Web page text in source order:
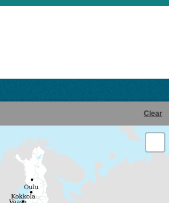
Clear